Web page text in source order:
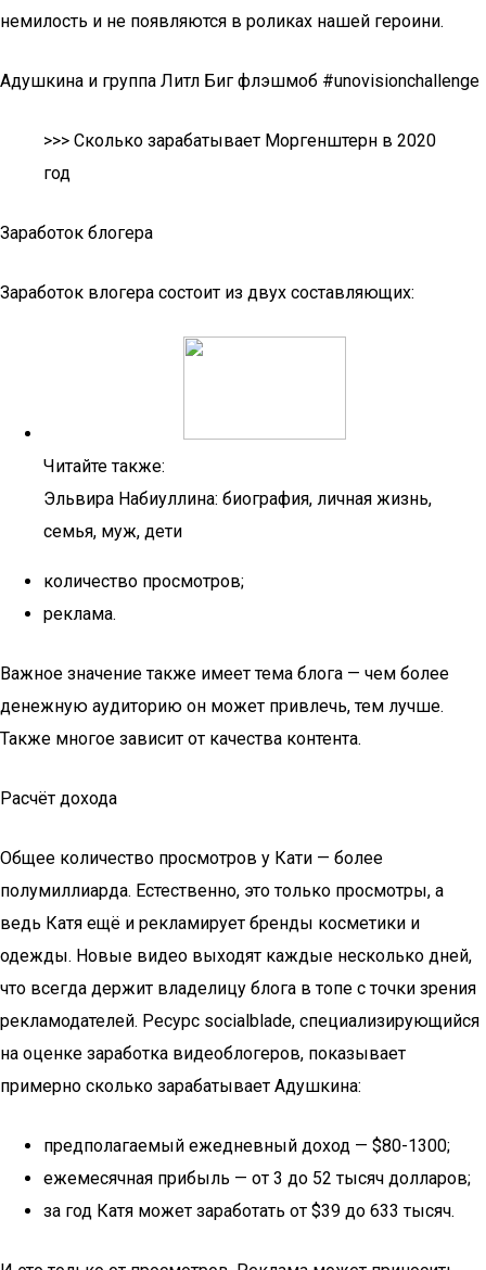
немилость и не появляются в роликах нашей героини.
Адушкина и группа Литл Биг флэшмоб #unovisionchallenge
>>> Сколько зарабатывает Моргенштерн в 2020
год
Заработок блогера
Заработок влогера состоит из двух составляющих:
Читайте также:
Эльвира Набиуллина: биография, личная жизнь,
семья, муж, дети
количество просмотров;
реклама.
Важное значение также имеет тема блога — чем более
денежную аудиторию он может привлечь, тем лучше.
Также многое зависит от качества контента.
Расчёт дохода
Общее количество просмотров у Кати — более
полумиллиарда. Естественно, это только просмотры, а
ведь Катя ещё и рекламирует бренды косметики и
одежды. Новые видео выходят каждые несколько дней,
что всегда держит владелицу блога в топе с точки зрения
рекламодателей. Ресурс socialblade, специализирующийся
на оценке заработка видеоблогеров, показывает
примерно сколько зарабатывает Адушкина:
предполагаемый ежедневный доход — $80-1300;
ежемесячная прибыль — от 3 до 52 тысяч долларов;
за год Катя может заработать от $39 до 633 тысяч.